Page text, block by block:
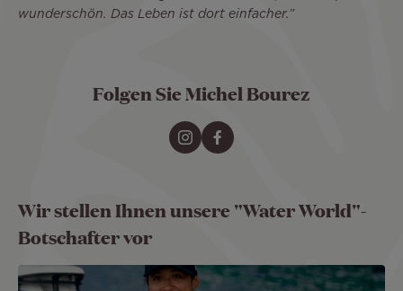
wunderschön. Das Leben ist dort einfacher. ”
Folgen Sie Michel Bourez
Wir stellen Ihnen unsere "Water World"-
Botschafter vor